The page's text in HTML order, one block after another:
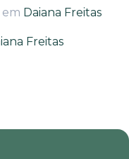
em Daiana Freitas
Freitas